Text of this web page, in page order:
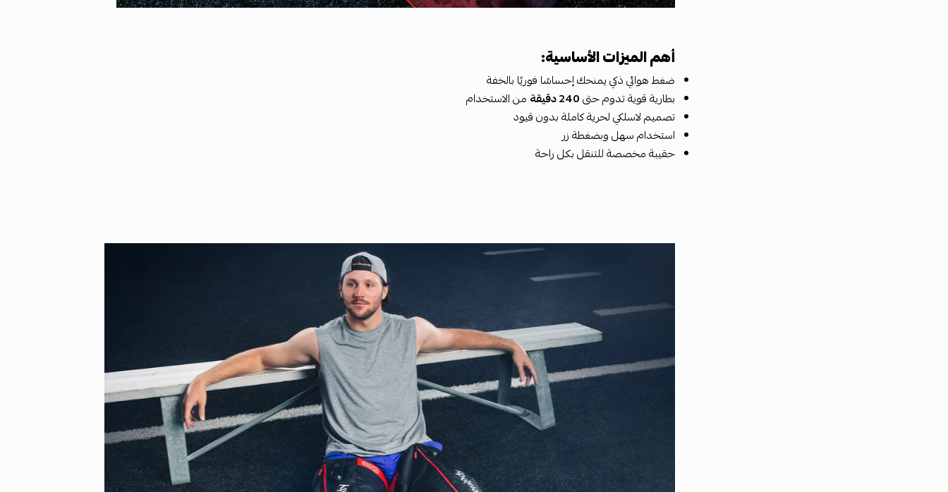
أهم الميزات الأساسية:
ضغط هوائي ذكي يمنحك إحساسًا فوريًا بالخفة
بطارية قوية تدوم حتى240 دقيقة
من الاستخدام
تصميم لاسلكي لحرية كاملة بدون قيود
استخدام سهل وبضغطة زر
حقيبة مخصصة للتنقل بكل راحة